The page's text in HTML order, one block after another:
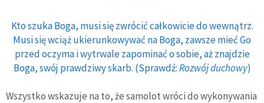
Kto szuka Boga, musi się zwrócić całkowicie do wewnątrz.
Musi się wciąż ukierunkowywać na Boga, zawsze mieć Go
przed oczyma i wytrwale zapominać o sobie, aż znajdzie
Boga, swój prawdziwy skarb. (Sprawdź:Rozwój duchowy)
Wszystko wskazuje na to, że samolot wróci do wykonywania